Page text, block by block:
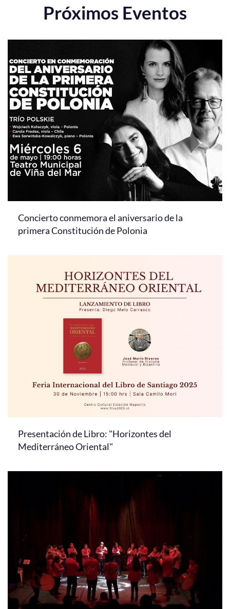
Próximos Eventos
Concierto conmemora el aniversario de la
primera Constitución de Polonia
Presentación de Libro: "Horizontes del
Mediterráneo Oriental"